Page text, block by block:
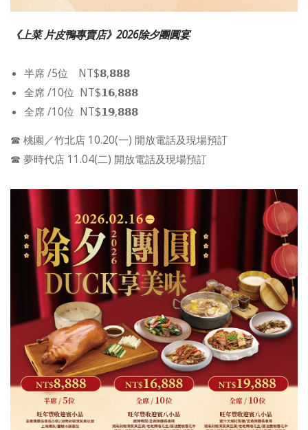
《上菜 片皮鴨專賣店》2026除夕團圓宴
半席 /5位 NT$𝟴,𝟴𝟴𝟴
全席 /10位 NT$𝟭𝟲,𝟴𝟴𝟴
全席 /10位 NT$𝟭𝟵,𝟴𝟴𝟴
☎ 桃園／竹北店 10.20(一) 開放電話及現場預訂
☎ 夢時代店 11.04(二) 開放電話及現場預訂